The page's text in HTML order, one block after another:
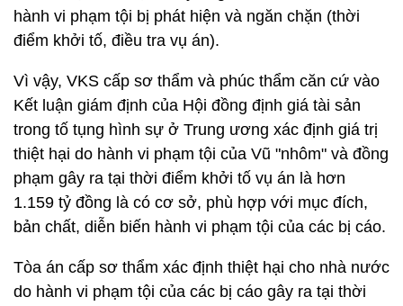
hành vi phạm tội bị phát hiện và ngăn chặn (thời
điểm khởi tố, điều tra vụ án).
Vì vậy, VKS cấp sơ thẩm và phúc thẩm căn cứ vào
Kết luận giám định của Hội đồng định giá tài sản
trong tố tụng hình sự ở Trung ương xác định giá trị
thiệt hại do hành vi phạm tội của Vũ "nhôm" và đồng
phạm gây ra tại thời điểm khởi tố vụ án là hơn
1.159 tỷ đồng là có cơ sở, phù hợp với mục đích,
bản chất, diễn biến hành vi phạm tội của các bị cáo.
Tòa án cấp sơ thẩm xác định thiệt hại cho nhà nước
do hành vi phạm tội của các bị cáo gây ra tại thời